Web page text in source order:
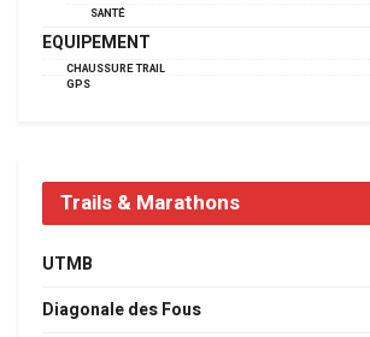
SANTÉ
EQUIPEMENT
CHAUSSURE TRAIL
GPS
Trails & Marathons
UTMB
Diagonale des Fous